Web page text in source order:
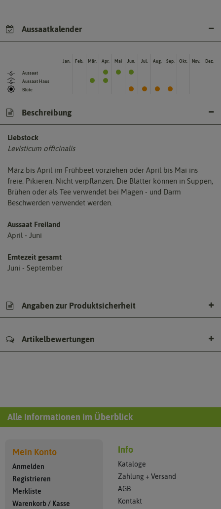
Aussaatkalender
Aussaat
Aussaat Haus
Blüte
Jan. Feb. Mär. Apr. Mai Jun. Jul. Aug. Sep. Okt. Nov. Dez.
Beschreibung
Liebstock
Levisticum officinalis
März bis April im Frühbeet vorziehen oder April bis Mai ins
freie. Pikieren. Nicht verpflanzen. Die Blätter können in Suppen,
Brühen oder als Tee verwendet bei Magen - und Darm
Beschwerden verwendet werden.
Aussaat Freiland
April - Juni
Erntezeit gesamt
Juni - September
Angaben zur Produktsicherheit
Artikelbewertungen
Alle Informationen im Überblick
Mein Konto
Anmelden
Registrieren
Merkliste
Warenkorb / Kasse
Info
Kataloge
Zahlung + Versand
AGB
Kontakt